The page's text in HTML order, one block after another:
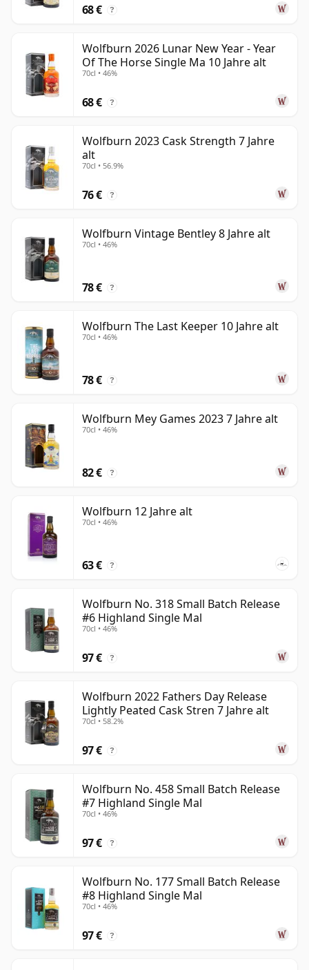
68 € ?
Wolfburn 2026 Lunar New Year - Year
Of The Horse Single Ma 10 Jahre alt
70cl • 46%
68 € ?
Wolfburn 2023 Cask Strength 7 Jahre
alt
70cl • 56.9%
76 € ?
Wolfburn Vintage Bentley 8 Jahre alt
70cl • 46%
78 € ?
Wolfburn The Last Keeper 10 Jahre alt
70cl • 46%
78 € ?
Wolfburn Mey Games 2023 7 Jahre alt
70cl • 46%
82 € ?
Wolfburn 12 Jahre alt
70cl • 46%
63 € ?
Wolfburn No. 318 Small Batch Release
#6 Highland Single Mal
70cl • 46%
97 € ?
Wolfburn 2022 Fathers Day Release
Lightly Peated Cask Stren 7 Jahre alt
70cl • 58.2%
97 € ?
Wolfburn No. 458 Small Batch Release
#7 Highland Single Mal
70cl • 46%
97 € ?
Wolfburn No. 177 Small Batch Release
#8 Highland Single Mal
70cl • 46%
97 € ?